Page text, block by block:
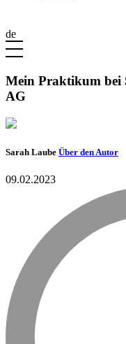
de
Mein Praktikum bei
AG
Sarah Laube Über den Autor
09.02.2023